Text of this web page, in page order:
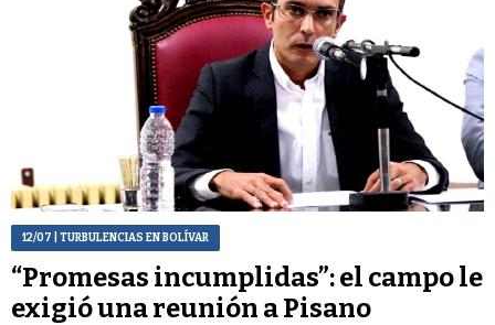
12/07 | TURBULENCIAS EN BOLÍVAR
“Promesas incumplidas”: el campo le
exigió una reunión a Pisano